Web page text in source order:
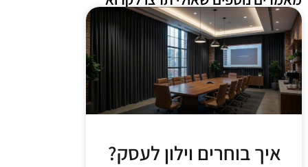
איך בוחרים וילון לעסק?